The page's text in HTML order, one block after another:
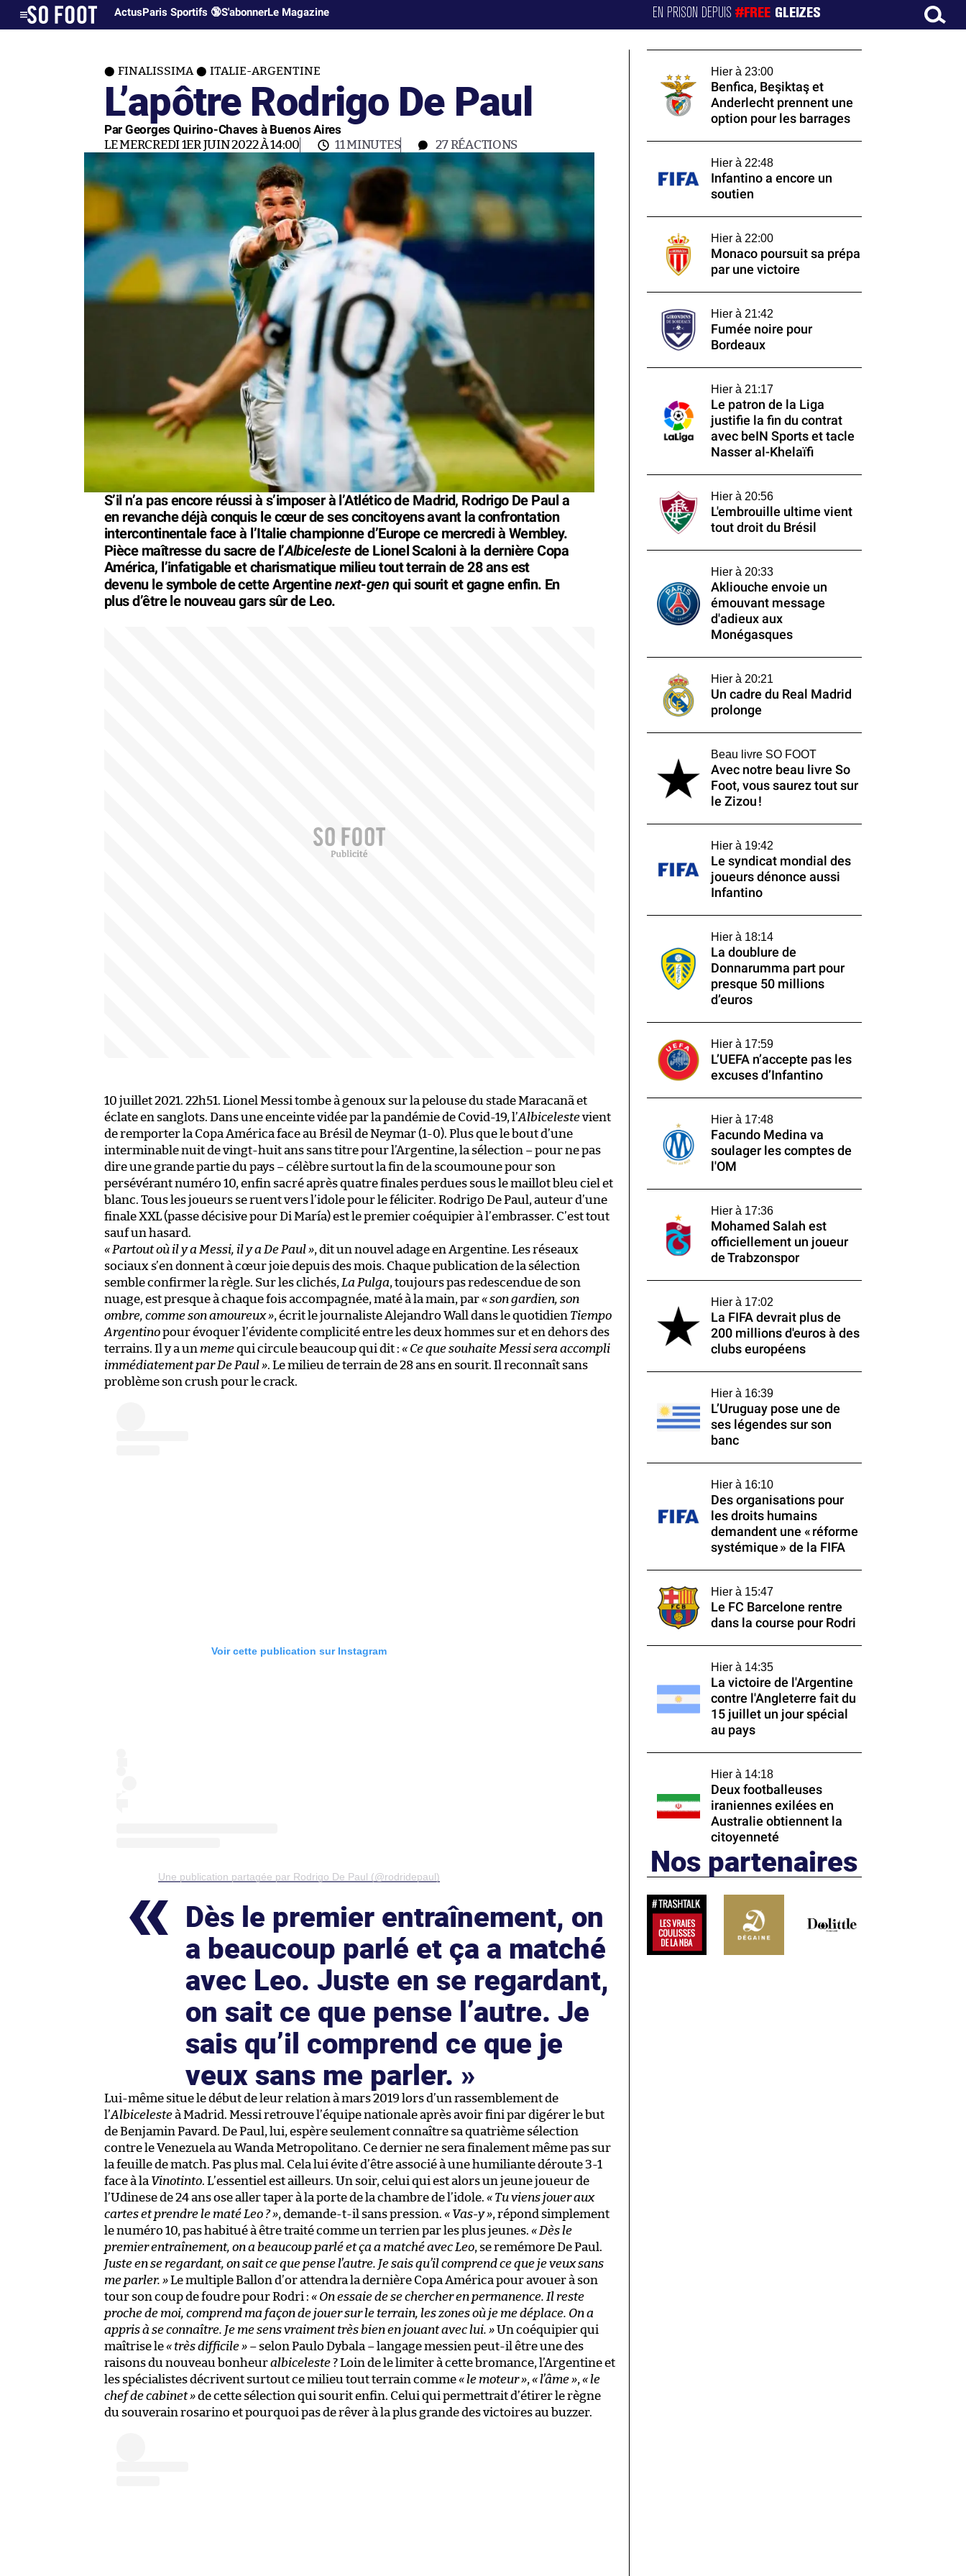
ActusParis Sportifs 🔞S'abonnerLe Magazine EN PRISON DEPUIS#FREE GLEIZES
FINALISSIMA ITALIE-ARGENTINE
L’apôtre Rodrigo De Paul
Par Georges Quirino-Chaves à Buenos Aires
LE MERCREDI 1ER JUIN 2022 À 14:00 11 MINUTES 27RÉACTIONS
S’il n’a pas encore réussi à s’imposer à l’Atlético de Madrid, Rodrigo De Paul a
en revanche déjà conquis le cœur de ses concitoyens avant la confrontation
intercontinentale face à l’Italie championne d’Europe ce mercredi à Wembley.
Pièce maîtresse du sacre de l’Albiceleste de Lionel Scaloni à la dernière Copa
América, l’infatigable et charismatique milieu tout terrain de 28 ans est
devenu le symbole de cette Argentinenext-gen qui sourit et gagne enfin. En
plus d’être le nouveau gars sûr de Leo.
10 juillet 2021. 22h51. Lionel Messi tombe à genoux sur la pelouse du stade Maracanã et
éclate en sanglots. Dans une enceinte vidée par la pandémie de Covid-19, l’Albicelestevient
de remporter la Copa América face au Brésil de Neymar (1-0). Plus que le bout d’une
interminable nuit de vingt-huit ans sans titre pour l’Argentine, la sélection – pour ne pas
dire une grande partie du pays – célèbre surtout la fin de la scoumoune pour son
persévérant numéro 10, enfin sacré après quatre finales perdues sous le maillot bleu ciel et
blanc. Tous les joueurs se ruent vers l’idole pour le féliciter. Rodrigo De Paul, auteur d’une
finale XXL (passe décisive pour Di María) est le premier coéquipier à l’embrasser. C’est tout
sauf un hasard.
« Partout où il y a Messi, il y a De Paul », dit un nouvel adage en Argentine. Les réseaux
sociaux s’en donnent à cœur joie depuis des mois. Chaque publication de la sélection
semble confirmer la règle. Sur les clichés, La Pulga, toujours pas redescendue de son
nuage, est presque à chaque fois accompagnée, maté à la main, par« son gardien, son
ombre, comme son amoureux », écrit le journaliste Alejandro Wall dans le quotidien Tiempo
Argentinopour évoquer l’évidente complicité entre les deux hommes sur et en dehors des
terrains. Il y a un memequi circule beaucoup qui dit : « Ce que souhaite Messi sera accompli
immédiatement par De Paul ». Le milieu de terrain de 28 ans en sourit. Il reconnaît sans
problème son crush pour le crack.
Voir cette publication sur Instagram
Une publication partagée par Rodrigo De Paul (@rodridepaul)
Dès le premier entraînement, on
a beaucoup parlé et ça a matché
avec Leo. Juste en se regardant,
on sait ce que pense l’autre. Je
sais qu’il comprend ce que je
veux sans me parler.
Lui-même situe le début de leur relation à mars 2019 lors d’un rassemblement de
l’Albicelesteà Madrid. Messi retrouve l’équipe nationale après avoir fini par digérer le but
de Benjamin Pavard. De Paul, lui, espère seulement connaître sa quatrième sélection
contre le Venezuela au Wanda Metropolitano. Ce dernier ne sera finalement même pas sur
la feuille de match. Pas plus mal. Cela lui évite d’être associé à une humiliante déroute 3-1
face à la Vinotinto. L’essentiel est ailleurs. Un soir, celui qui est alors un jeune joueur de
l’Udinese de 24 ans ose aller taper à la porte de la chambre de l’idole. « Tu viens jouer aux
cartes et prendre le maté Leo ? », demande-t-il sans pression. « Vas-y », répond simplement
le numéro 10, pas habitué à être traité comme un terrien par les plus jeunes. « Dès le
premier entraînement, on a beaucoup parlé et ça a matché avec Leo, se remémore De Paul.
Juste en se regardant, on sait ce que pense l’autre. Je sais qu’il comprend ce que je veux sans
me parler. »Le multiple Ballon d’or attendra la dernière Copa América pour avouer à son
tour son coup de foudre pour Rodri : « On essaie de se chercher en permanence. Il reste
proche de moi, comprend ma façon de jouer sur le terrain, les zones où je me déplace. On a
appris à se connaître. Je me sens vraiment très bien en jouant avec lui. »Un coéquipier qui
maîtrise le« très difficile » – selon Paulo Dybala – langage messien peut-il être une des
raisons du nouveau bonheuralbiceleste? Loin de le limiter à cette bromance, l’Argentine et
les spécialistes décrivent surtout ce milieu tout terrain comme« le moteur », « l’âme », « le
chef de cabinet »de cette sélection qui sourit enfin. Celui qui permettrait d’étirer le règne
du souverain rosarino et pourquoi pas de rêver à la plus grande des victoires au buzzer.
Hier à 23:00
Benfica, Beşiktaş et
Anderlecht prennent une
option pour les barrages
Hier à 22:48
Infantino a encore un
soutien
Hier à 22:00
Monaco poursuit sa prépa
par une victoire
Hier à 21:42
Fumée noire pour
Bordeaux
Hier à 21:17
Le patron de la Liga
justifie la fin du contrat
avec beIN Sports et tacle
Nasser al-Khelaïfi
Hier à 20:56
L'embrouille ultime vient
tout droit du Brésil
Hier à 20:33
Akliouche envoie un
émouvant message
d'adieux aux
Monégasques
Hier à 20:21
Un cadre du Real Madrid
prolonge
Beau livre SO FOOT
Avec notre beau livre So
Foot, vous saurez tout sur
le Zizou !
Hier à 19:42
Le syndicat mondial des
joueurs dénonce aussi
Infantino
Hier à 18:14
La doublure de
Donnarumma part pour
presque 50 millions
d’euros
Hier à 17:59
L’UEFA n’accepte pas les
excuses d’Infantino
Hier à 17:48
Facundo Medina va
soulager les comptes de
l'OM
Hier à 17:36
Mohamed Salah est
officiellement un joueur
de Trabzonspor
Hier à 17:02
La FIFA devrait plus de
200 millions d'euros à des
clubs européens
Hier à 16:39
L’Uruguay pose une de
ses légendes sur son
banc
Hier à 16:10
Des organisations pour
les droits humains
demandent une « réforme
systémique » de la FIFA
Hier à 15:47
Le FC Barcelone rentre
dans la course pour Rodri
Hier à 14:35
La victoire de l'Argentine
contre l'Angleterre fait du
15 juillet un jour spécial
au pays
Hier à 14:18
Deux footballeuses
iraniennes exilées en
Australie obtiennent la
citoyenneté
Nos partenaires